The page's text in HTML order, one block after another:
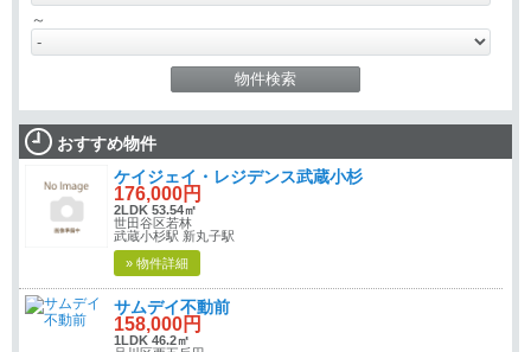
～
おすすめ物件
ケイジェイ・レジデンス武蔵小杉
176,000円
2LDK 53.54㎡
世田谷区若林
武蔵小杉駅 新丸子駅
» 物件詳細
サムデイ不動前
158,000円
1LDK 46.2㎡